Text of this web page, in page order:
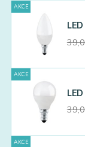
AKCE
AKCE
AKCE